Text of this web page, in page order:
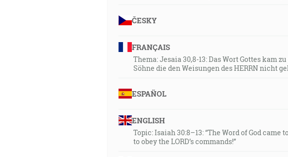
ČESKY
FRANÇAIS
Thema: Jesaia 30,8-13: Das Wort Gottes kam
Söhne die den Weisungen des HERRN nicht
ESPAÑOL
ENGLISH
Topic: Isaiah 30:8–13: “The Word of God
to obey the LORD’s commands!”